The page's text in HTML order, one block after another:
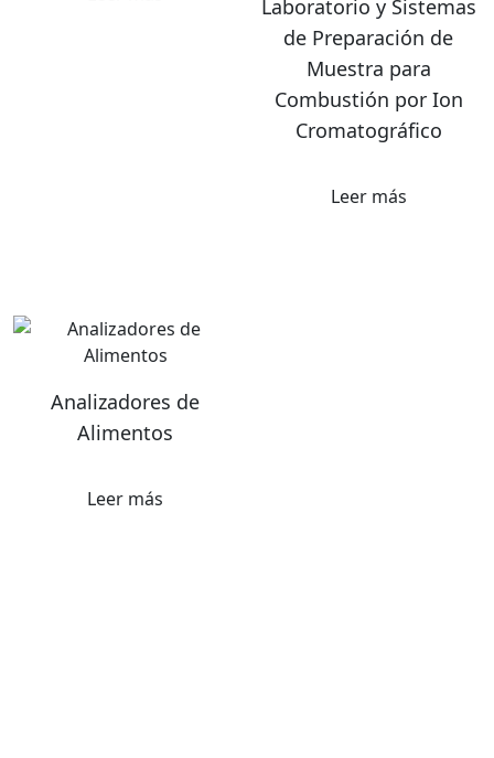
Laboratorio y Sistemas
de Preparación de
Muestra para
Combustión por Ion
Cromatográfico
Leer más
Analizadores de
Alimentos
Leer más